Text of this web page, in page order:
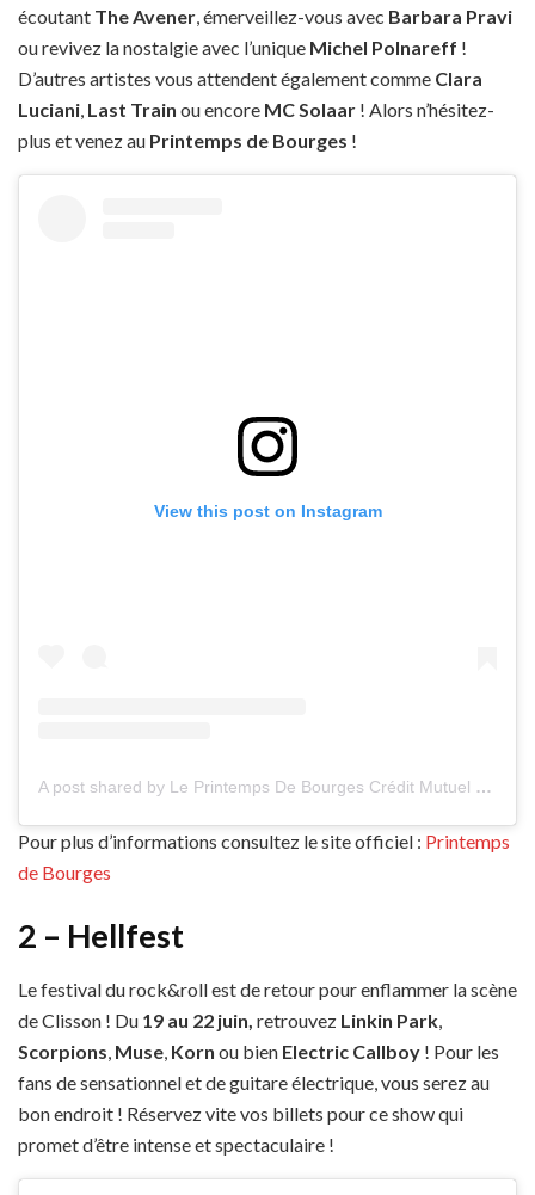
écoutant The Avener, émerveillez-vous avec Barbara Pravi
ou revivez la nostalgie avec l’unique Michel Polnareff !
D’autres artistes vous attendent également comme Clara
Luciani, Last Train ou encore MC Solaar ! Alors n’hésitez-
plus et venez au Printemps de Bourges !
View this post on Instagram
A post shared by Le Printemps De Bourges Crédit Mutuel (@printempsdb)
Pour plus d’informations consultez le site officiel : Printemps
de Bourges
2 – Hellfest
Le festival du rock&roll est de retour pour enflammer la scène
de Clisson ! Du 19 au 22 juin, retrouvez Linkin Park,
Scorpions, Muse, Korn ou bien Electric Callboy ! Pour les
fans de sensationnel et de guitare électrique, vous serez au
bon endroit ! Réservez vite vos billets pour ce show qui
promet d’être intense et spectaculaire !